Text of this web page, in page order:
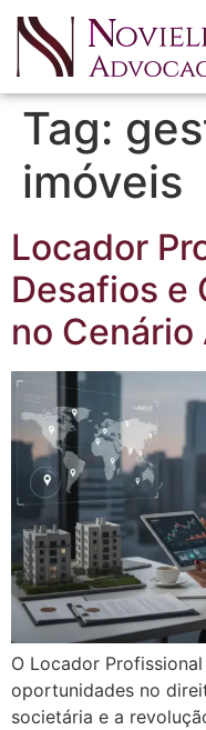
Tag:
imóveis
Locador
Desafios e
no Cenário
O Locador
oportunidades no
societária e a